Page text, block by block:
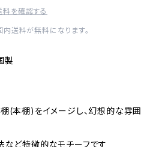
料を確認する
送料が無料になります。
製
(本棚)をイメージし、幻想的な雰囲
など特徴的なモチーフです